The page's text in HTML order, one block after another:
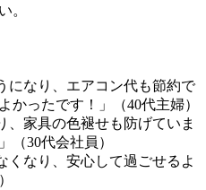
。
になり、エアコン代も節約で
かったです！」（40代主婦）
、家具の色褪せも防げていま
（30代会社員）
くなり、安心して過ごせるよ